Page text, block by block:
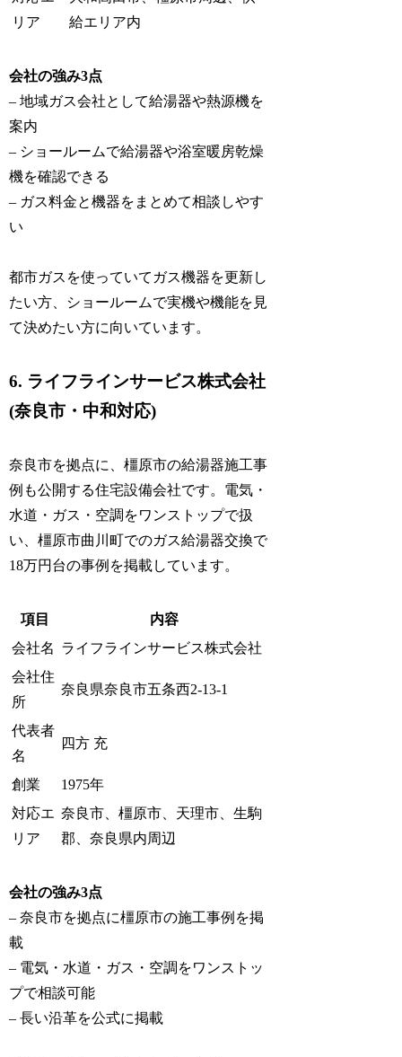
リア
給エリア内
会社の強み3点
– 地域ガス会社として給湯器や熱源機を
案内
– ショールームで給湯器や浴室暖房乾燥
機を確認できる
– ガス料金と機器をまとめて相談しやす
い
都市ガスを使っていてガス機器を更新し
たい方、ショールームで実機や機能を見
て決めたい方に向いています。
6. ライフラインサービス株式会社
(奈良市・中和対応)
奈良市を拠点に、橿原市の給湯器施工事
例も公開する住宅設備会社です。電気・
水道・ガス・空調をワンストップで扱
い、橿原市曲川町でのガス給湯器交換で
18万円台の事例を掲載しています。
項目
内容
会社名 ライフラインサービス株式会社
会社住
所
奈良県奈良市五条西2-13-1
代表者
名
四方 充
創業
1975年
対応エ
リア
奈良市、橿原市、天理市、生駒
郡、奈良県内周辺
会社の強み3点
– 奈良市を拠点に橿原市の施工事例を掲
載
– 電気・水道・ガス・空調をワンストッ
プで相談可能
– 長い沿革を公式に掲載